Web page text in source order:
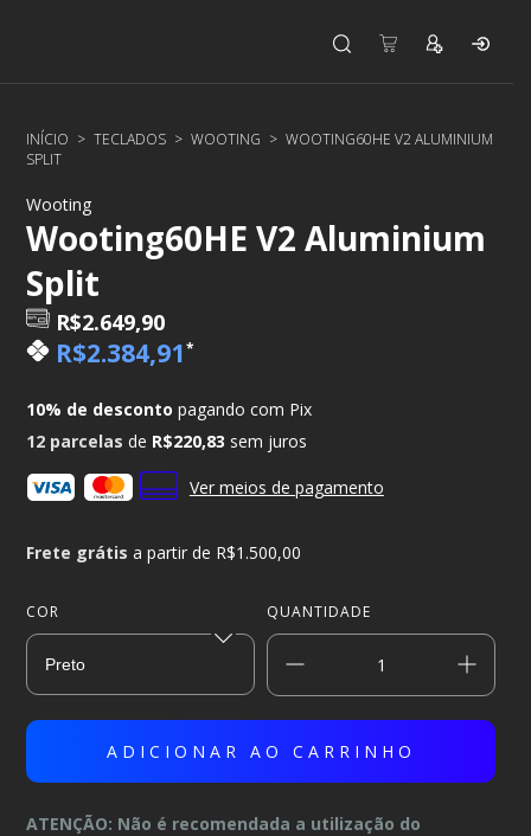
INÍCIO > TECLADOS > WOOTING > WOOTING60HE V2 ALUMINIUM
SPLIT
Wooting
Wooting60HE V2 Aluminium
Split
R$2.649,90
R$2.384,91*
10% de desconto pagando com Pix
12 parcelasde R$220,83 sem juros
Ver meios de pagamento
Frete grátis a partir de R$1.500,00
COR QUANTIDADE
ATENÇÃO: Não é recomendada a utilização do